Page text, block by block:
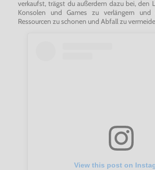
verkaufst, trägst du außerdem dazu bei, den
Konsolen und Games zu verlängern
Ressourcen zu schonen und Abfall zu
View this post on